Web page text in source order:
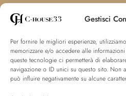
Gestisci
Per fornire le migliori esperienze,
memorizzare e/o accedere alle
queste tecnologie ci permetterà di
navigazione o ID unici su questo sito. Non
può influire negativamente su alcune
Supporto
Cookie Policy
Terms